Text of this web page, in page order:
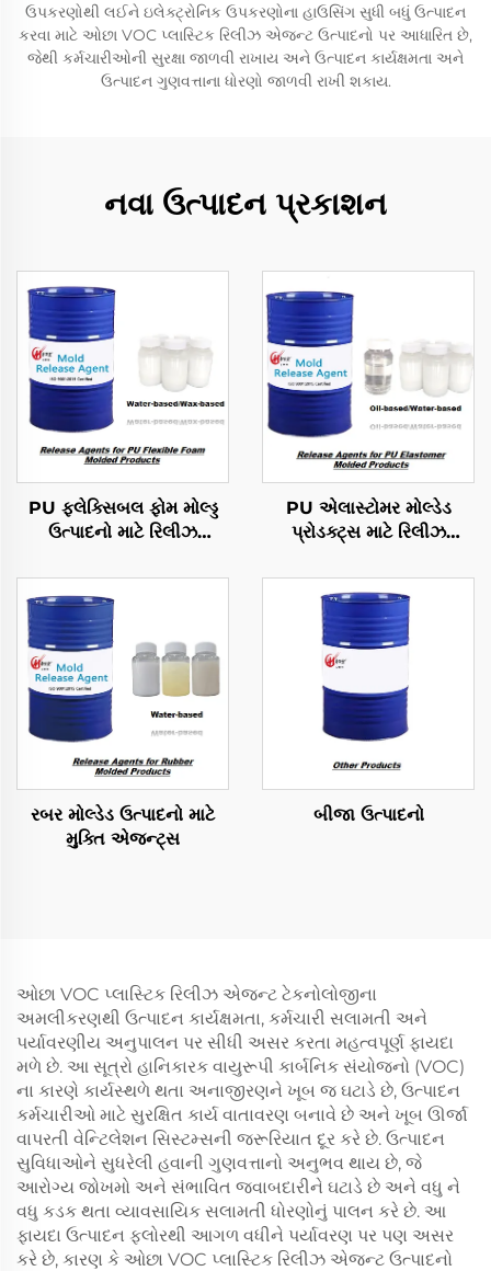
ઉપકરણોથી લઈને ઇલેક્ટ્રોનિક ઉપકરણોના હાઉસિંગ સુધી બધું ઉત્પાદન
કરવા માટે ઓછા VOC પ્લાસ્ટિક રિલીઝ એજન્ટ ઉત્પાદનો પર આધારિત છે,
જેથી કર્મચારીઓની સુરક્ષા જાળવી રાખાય અને ઉત્પાદન કાર્યક્ષમતા અને
ઉત્પાદન ગુણવત્તાના ધોરણો જાળવી રાખી શકાય.
નવા ઉત્પાદન પ્રકાશન
PU ફ્લેક્સિબલ ફોમ મોલ્ડ્ડ
ઉત્પાદનો માટે રિલીઝ
PU એલાસ્ટોમર મોલ્ડેડ
પ્રોડક્ટ્સ માટે રિલીઝ
રબર મોલ્ડેડ ઉત્પાદનો માટે
મુક્તિ એજન્ટ્સ
બીજા ઉત્પાદનો
ઓછા VOC પ્લાસ્ટિક રિલીઝ એજન્ટ ટેકનોલોજીના
અમલીકરણથી ઉત્પાદન કાર્યક્ષમતા, કર્મચારી સલામતી અને
પર્યાવરણીય અનુપાલન પર સીધી અસર કરતા મહત્વપૂર્ણ ફાયદા
મળે છે. આ સૂત્રો હાનિકારક વાયુરૂપી કાર્બનિક સંયોજનો (VOC)
ના કારણે કાર્યસ્થળે થતા અનાજીરણને ખૂબ જ ઘટાડે છે, ઉત્પાદન
કર્મચારીઓ માટે સુરક્ષિત કાર્ય વાતાવરણ બનાવે છે અને ખૂબ ઊર્જા
વાપરતી વેન્ટિલેશન સિસ્ટમ્સની જરૂરિયાત દૂર કરે છે. ઉત્પાદન
સુવિધાઓને સુધરેલી હવાની ગુણવત્તાનો અનુભવ થાય છે, જે
આરોગ્ય જોખમો અને સંભાવિત જવાબદારીને ઘટાડે છે અને વધુ ને
વધુ કડક થતા વ્યાવસાયિક સલામતી ધોરણોનું પાલન કરે છે. આ
ફાયદા ઉત્પાદન ફ્લોરથી આગળ વધીને પર્યાવરણ પર પણ અસર
કરે છે, કારણ કે ઓછા VOC પ્લાસ્ટિક રિલીઝ એજન્ટ ઉત્પાદનો